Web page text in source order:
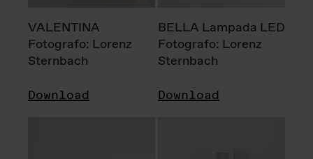
VALENTINA
Fotografo: Lorenz
Sternbach
Download
BELLA Lampada LED
Fotografo: Lorenz
Sternbach
Download